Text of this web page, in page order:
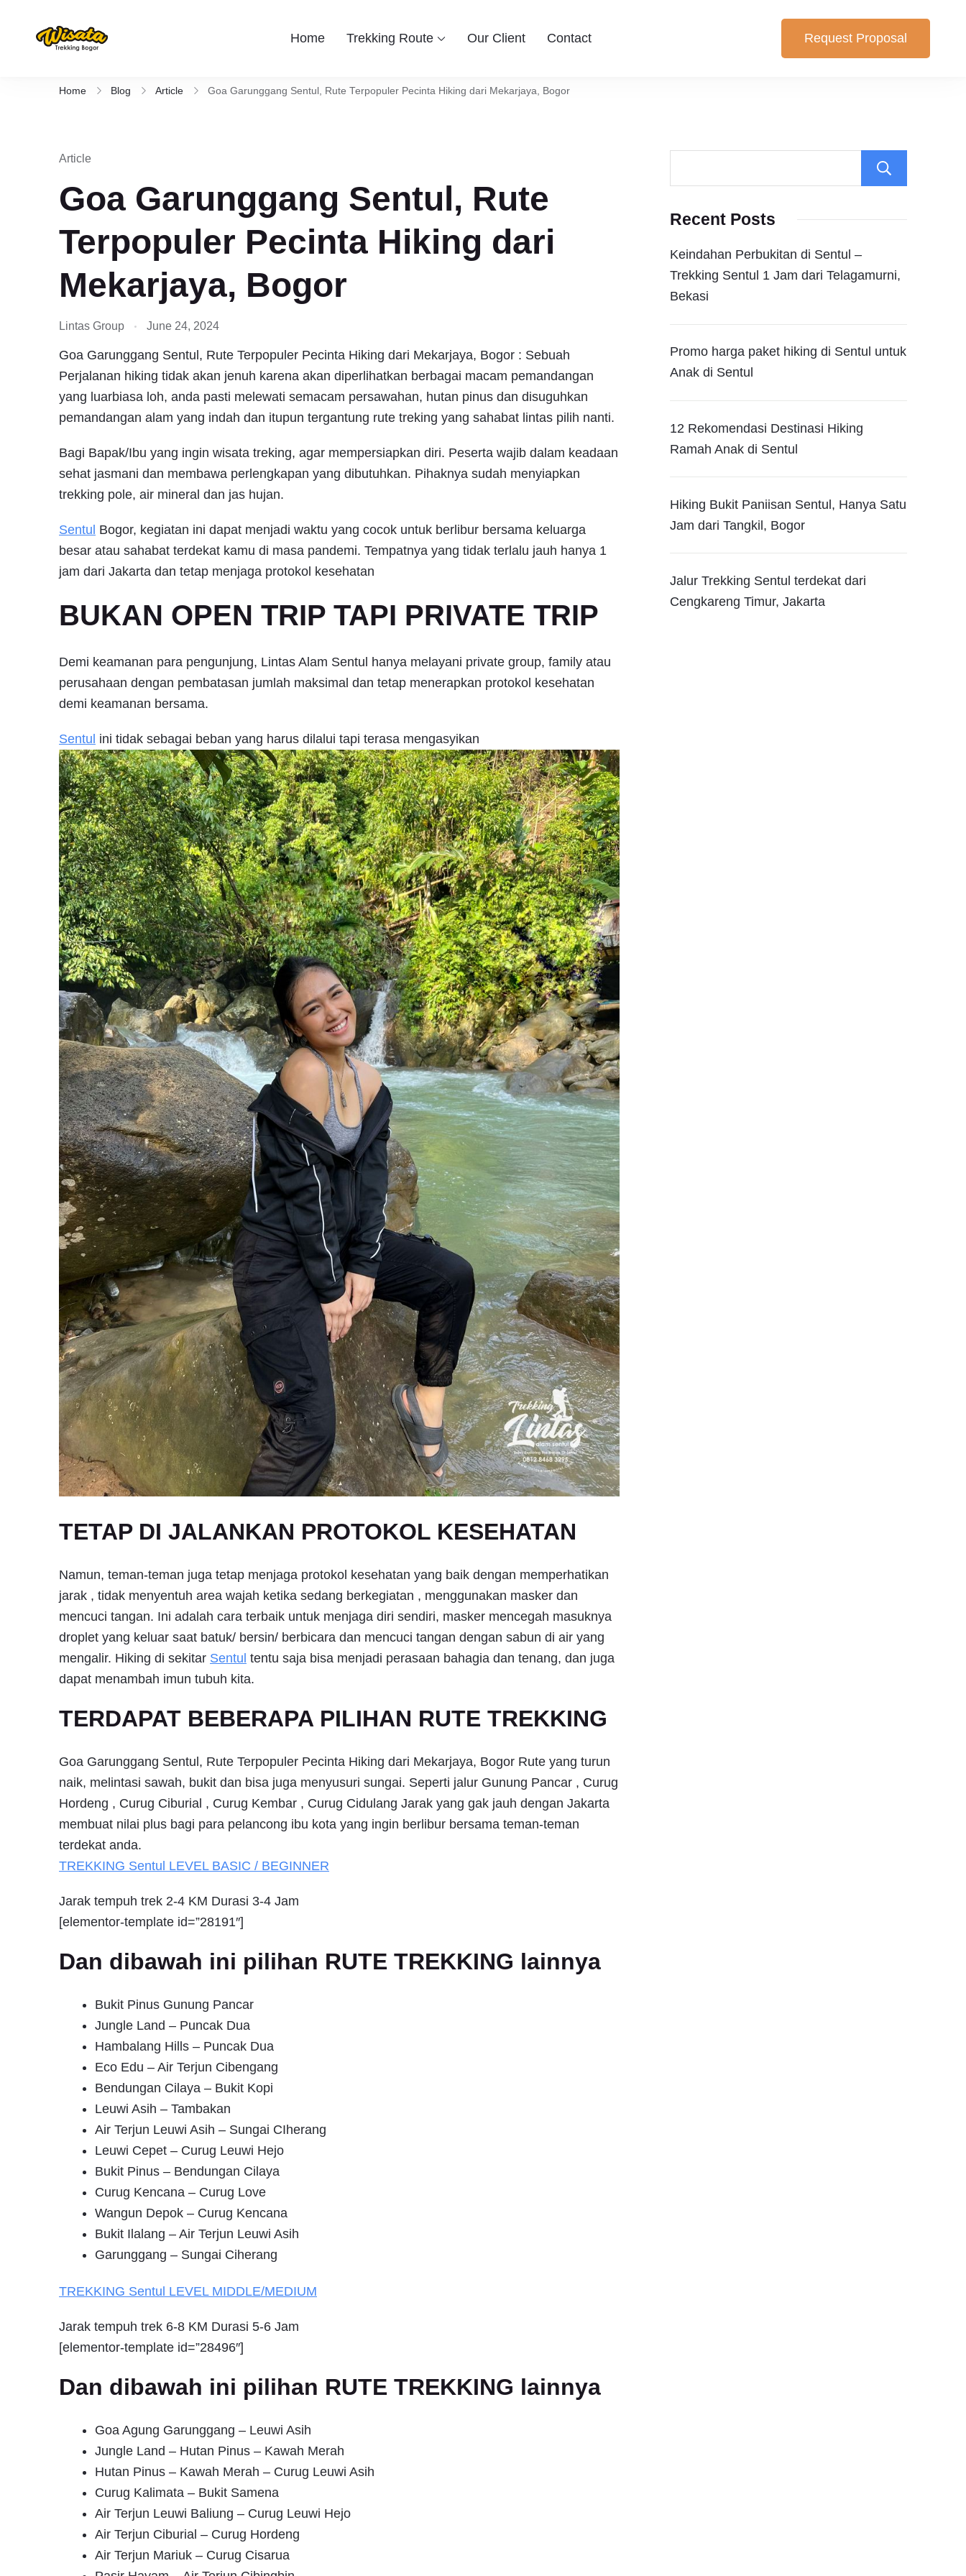
Aktivitas outdoor Bogor untuk anda yang ingin berwisata ke Bogor Sentul, Hiking dan Trekking Sentul pilihan yang cocok untuk anda. Berikut Pilihan Harga Paket ,
Home Trekking Route Our Client Contact Request Proposal
Home Blog Article Goa Garunggang Sentul, Rute Terpopuler Pecinta Hiking dari Mekarjaya, Bogor
Article
Goa Garunggang Sentul, Rute
Terpopuler Pecinta Hiking dari
Mekarjaya, Bogor
Lintas Group June 24, 2024
Goa Garunggang Sentul, Rute Terpopuler Pecinta Hiking dari Mekarjaya, Bogor : Sebuah
Perjalanan hiking tidak akan jenuh karena akan diperlihatkan berbagai macam pemandangan
yang luarbiasa loh, anda pasti melewati semacam persawahan, hutan pinus dan disuguhkan
pemandangan alam yang indah dan itupun tergantung rute treking yang sahabat lintas pilih nanti.
Bagi Bapak/Ibu yang ingin wisata treking, agar mempersiapkan diri. Peserta wajib dalam keadaan
sehat jasmani dan membawa perlengkapan yang dibutuhkan. Pihaknya sudah menyiapkan
trekking pole, air mineral dan jas hujan.
Sentul Bogor, kegiatan ini dapat menjadi waktu yang cocok untuk berlibur bersama keluarga
besar atau sahabat terdekat kamu di masa pandemi. Tempatnya yang tidak terlalu jauh hanya 1
jam dari Jakarta dan tetap menjaga protokol kesehatan
BUKAN OPEN TRIP TAPI PRIVATE TRIP
Demi keamanan para pengunjung, Lintas Alam Sentul hanya melayani private group, family atau
perusahaan dengan pembatasan jumlah maksimal dan tetap menerapkan protokol kesehatan
demi keamanan bersama.
Sentul ini tidak sebagai beban yang harus dilalui tapi terasa mengasyikan
TETAP DI JALANKAN PROTOKOL KESEHATAN
Namun, teman-teman juga tetap menjaga protokol kesehatan yang baik dengan memperhatikan
jarak , tidak menyentuh area wajah ketika sedang berkegiatan , menggunakan masker dan
mencuci tangan. Ini adalah cara terbaik untuk menjaga diri sendiri, masker mencegah masuknya
droplet yang keluar saat batuk/ bersin/ berbicara dan mencuci tangan dengan sabun di air yang
mengalir. Hiking di sekitar Sentul tentu saja bisa menjadi perasaan bahagia dan tenang, dan juga
dapat menambah imun tubuh kita.
TERDAPAT BEBERAPA PILIHAN RUTE TREKKING
Goa Garunggang Sentul, Rute Terpopuler Pecinta Hiking dari Mekarjaya, Bogor Rute yang turun
naik, melintasi sawah, bukit dan bisa juga menyusuri sungai. Seperti jalur Gunung Pancar , Curug
Hordeng , Curug Ciburial , Curug Kembar , Curug Cidulang Jarak yang gak jauh dengan Jakarta
membuat nilai plus bagi para pelancong ibu kota yang ingin berlibur bersama teman-teman
terdekat anda.
TREKKING Sentul LEVEL BASIC / BEGINNER
Jarak tempuh trek 2-4 KM Durasi 3-4 Jam
[elementor-template id=”28191″]
Dan dibawah ini pilihan RUTE TREKKING lainnya
Bukit Pinus Gunung Pancar
Jungle Land – Puncak Dua
Hambalang Hills – Puncak Dua
Eco Edu – Air Terjun Cibengang
Bendungan Cilaya – Bukit Kopi
Leuwi Asih – Tambakan
Air Terjun Leuwi Asih – Sungai CIherang
Leuwi Cepet – Curug Leuwi Hejo
Bukit Pinus – Bendungan Cilaya
Curug Kencana – Curug Love
Wangun Depok – Curug Kencana
Bukit Ilalang – Air Terjun Leuwi Asih
Garunggang – Sungai Ciherang
TREKKING Sentul LEVEL MIDDLE/MEDIUM
Jarak tempuh trek 6-8 KM Durasi 5-6 Jam
[elementor-template id=”28496″]
Dan dibawah ini pilihan RUTE TREKKING lainnya
Goa Agung Garunggang – Leuwi Asih
Jungle Land – Hutan Pinus – Kawah Merah
Hutan Pinus – Kawah Merah – Curug Leuwi Asih
Curug Kalimata – Bukit Samena
Air Terjun Leuwi Baliung – Curug Leuwi Hejo
Air Terjun Ciburial – Curug Hordeng
Air Terjun Mariuk – Curug Cisarua
Recent Posts
Keindahan Perbukitan di Sentul –
Trekking Sentul 1 Jam dari Telagamurni,
Bekasi
Promo harga paket hiking di Sentul untuk
Anak di Sentul
12 Rekomendasi Destinasi Hiking
Ramah Anak di Sentul
Hiking Bukit Paniisan Sentul, Hanya Satu
Jam dari Tangkil, Bogor
Jalur Trekking Sentul terdekat dari
Cengkareng Timur, Jakarta